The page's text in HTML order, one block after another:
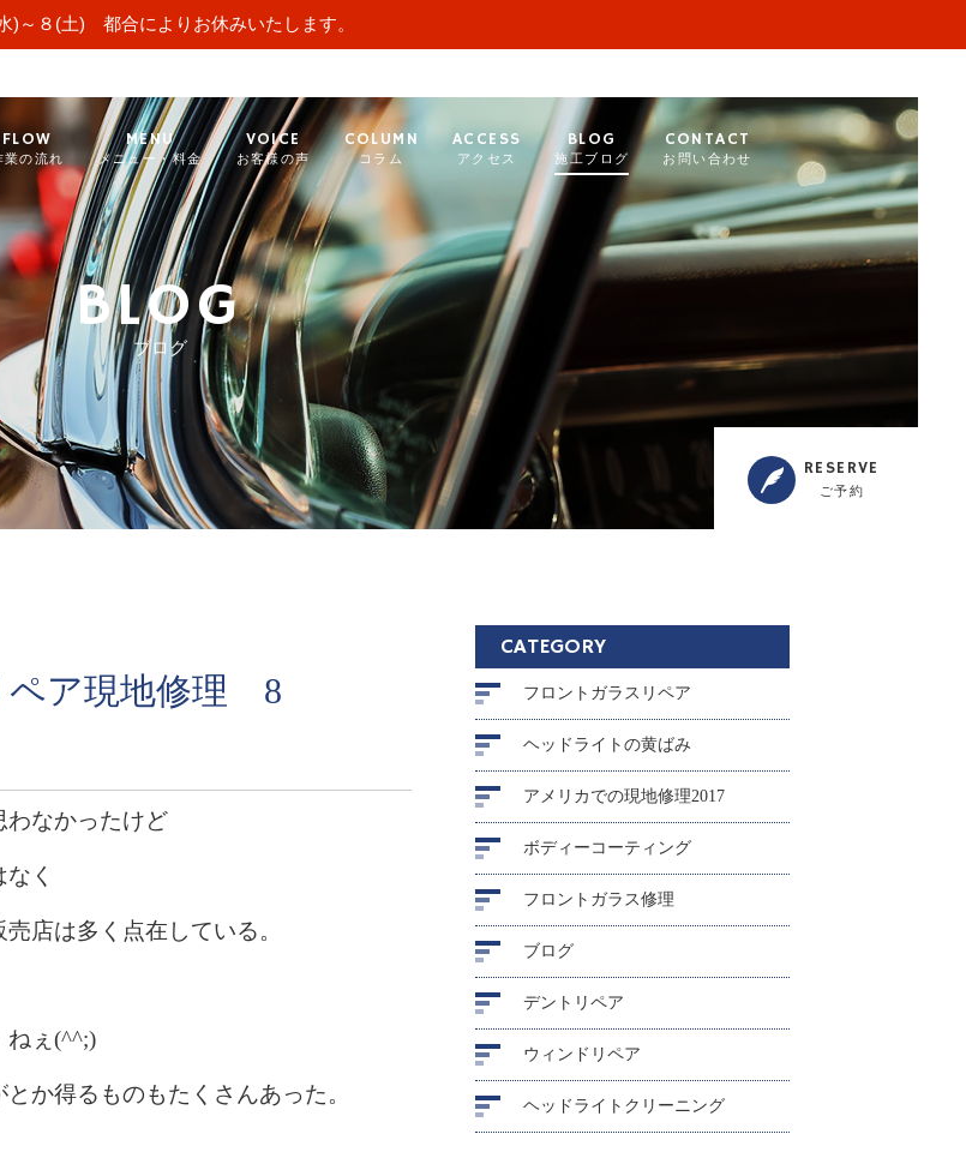
)～８(土) 都合によりお休みいたします。
FLOW
業の流れ
MENU
メニュー・料金
VOICE
お客様の声
COLUMN
コラム
ACCESS
アクセス
BLOG
施工ブログ
CONTACT
お問い合わせ
BLOG
ブログ
RESERVE
ご予約
ペア現地修理 8
わなかったけど
く
店は多く点在している。
ねぇ(^^;)
か得るものもたくさんあった。
CATEGORY
フロントガラスリペア
ヘッドライトの黄ばみ
アメリカでの現地修理2017
ボディーコーティング
フロントガラス修理
ブログ
デントリペア
ウィンドリペア
ヘッドライトクリーニング